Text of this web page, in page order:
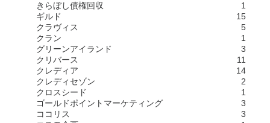
きらぼし債権回収
1
ギルド
15
クラヴィス
5
クラン
1
グリーンアイランド
3
クリバース
11
クレディア
14
クレディセゾン
2
クロスシード
1
ゴールドポイントマーケティング
3
ココリス
3